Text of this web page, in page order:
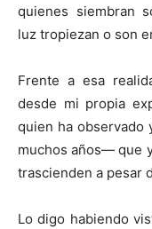
quienes siembran
luz tropiezan o son
Frente a esa
desde mi propia
quien ha observado
muchos años— que
trascienden a pesar
Lo digo habiendo